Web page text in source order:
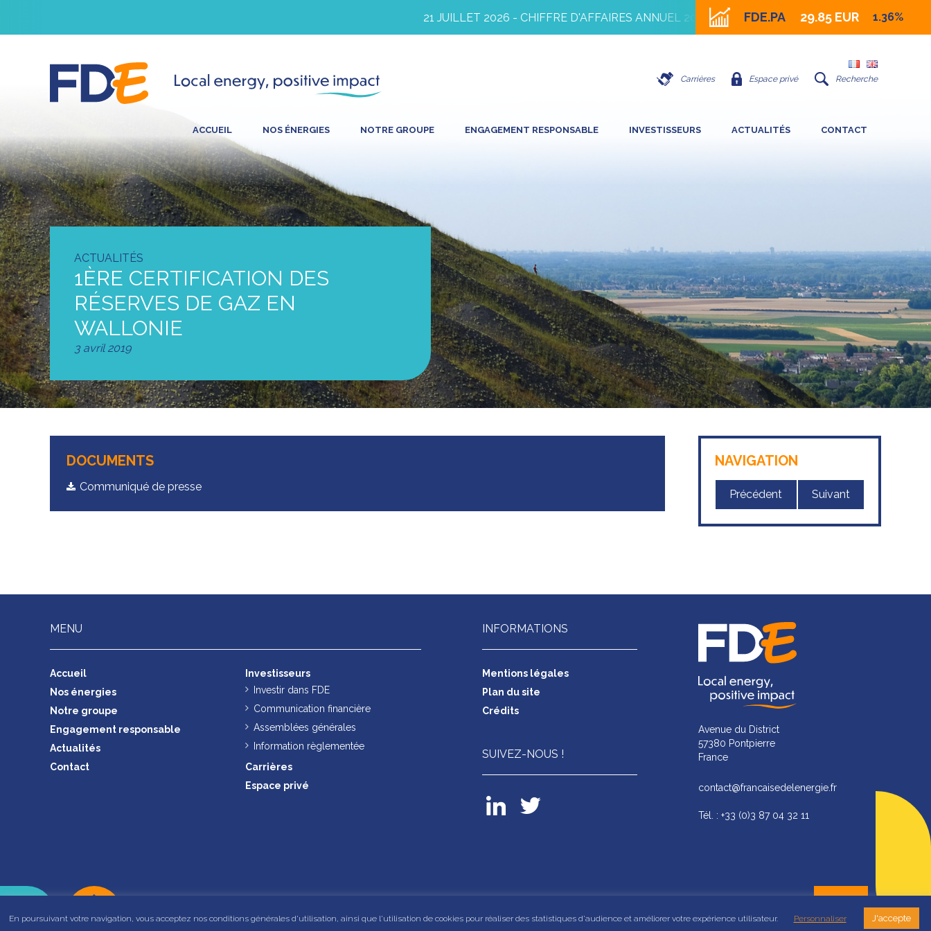
21 JUILLET 2026 - CHIFFRE D'AFFAIRES ANNUEL 2026 16 JUILLET 2026 - IMPACT DE LA FORTE
FDE.PA 29.85 EUR 1.36%
Carrières Espace privé Recherche
ACCUEIL NOS ÉNERGIES NOTRE GROUPE ENGAGEMENT RESPONSABLE INVESTISSEURS ACTUALITÉS CONTACT
ACTUALITÉS
1ÈRE CERTIFICATION DES
RÉSERVES DE GAZ EN
WALLONIE
3 avril 2019
DOCUMENTS
Communiqué de presse
NAVIGATION
Précédent Suivant
MENU
Accueil
Nos énergies
Notre groupe
Engagement responsable
Actualités
Contact
Investisseurs
Investir dans FDE
Communication financière
Assemblées générales
Information règlementée
Carrières
Espace privé
INFORMATIONS
Mentions légales
Plan du site
Crédits
SUIVEZ-NOUS !
Avenue du District
57380 Pontpierre
France
contact@francaisedelenergie.fr
Tél. : +33 (0)3 87 04 32 11
En poursuivant votre navigation, vous acceptez nos conditions générales d'utilisation, ainsi que l'utilisation de cookies pour réaliser des statistiques d'audience et améliorer votre expérience utilisateur. Personnaliser J'accepte